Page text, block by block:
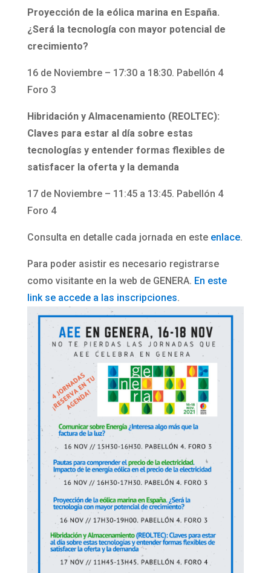
Proyección de la eólica marina en España.
¿Será la tecnología con mayor potencial de
crecimiento?
16 de Noviembre – 17:30 a 18:30. Pabellón 4
Foro 3
Hibridación y Almacenamiento (REOLTEC):
Claves para estar al día sobre estas
tecnologías y entender formas flexibles de
satisfacer la oferta y la demanda
17 de Noviembre – 11:45 a 13:45. Pabellón 4
Foro 4
Consulta en detalle cada jornada en este enlace.
Para poder asistir es necesario registrarse
como visitante en la web de GENERA. En este
link se accede a las inscripciones.